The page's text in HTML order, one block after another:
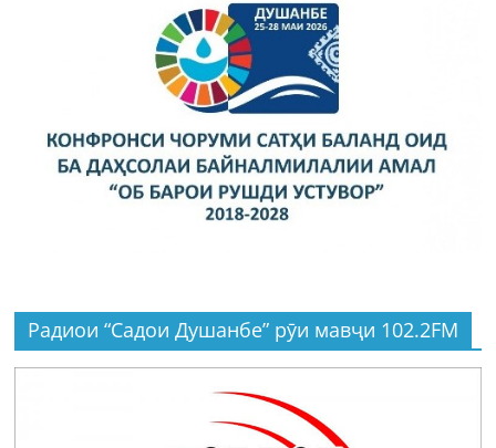
Радиои “Садои Душанбе” рӯи мавҷи 102.2FM